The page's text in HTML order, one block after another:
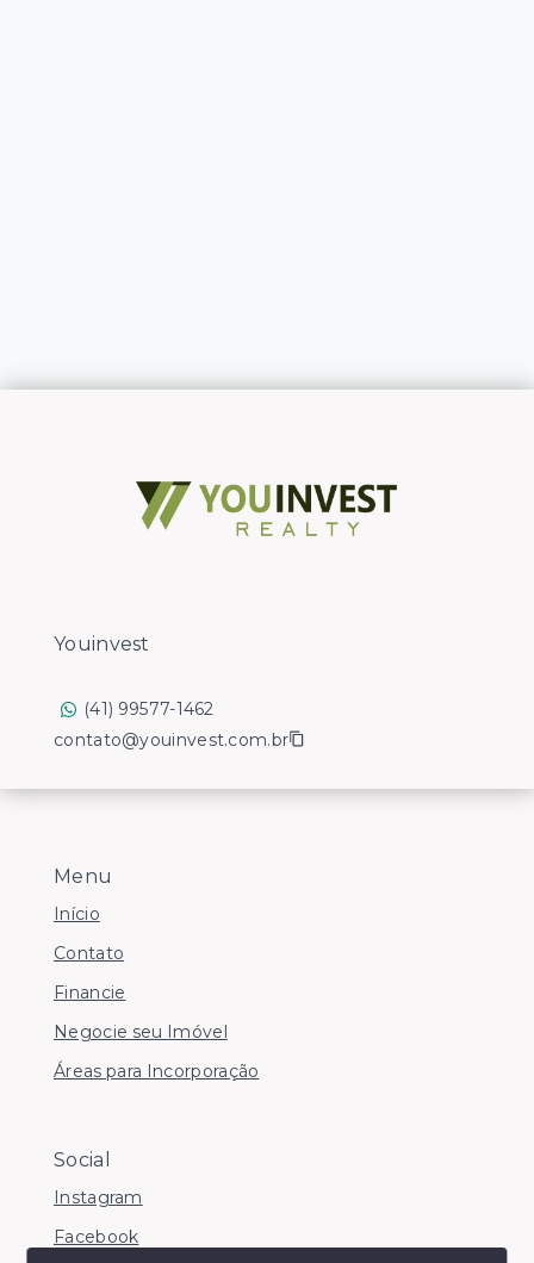
Menu
Início
Contato
Financie
Negocie seu Imóvel
Áreas para Incorporação
Social
Instagram
Facebook
Youinvest
(41) 99577-1462
contato@youinvest.com.br